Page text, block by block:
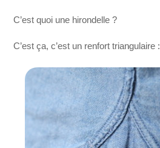
C’est quoi une hirondelle ?
C’est ça, c’est un renfort triangulaire :